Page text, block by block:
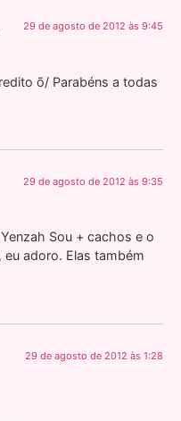
29 de agosto de 2012 às 9:45
õ/ Parabéns a todas
29 de agosto de 2012 às 9:35
Sou + cachos e o
adoro. Elas também
29 de agosto de 2012 às 1:28